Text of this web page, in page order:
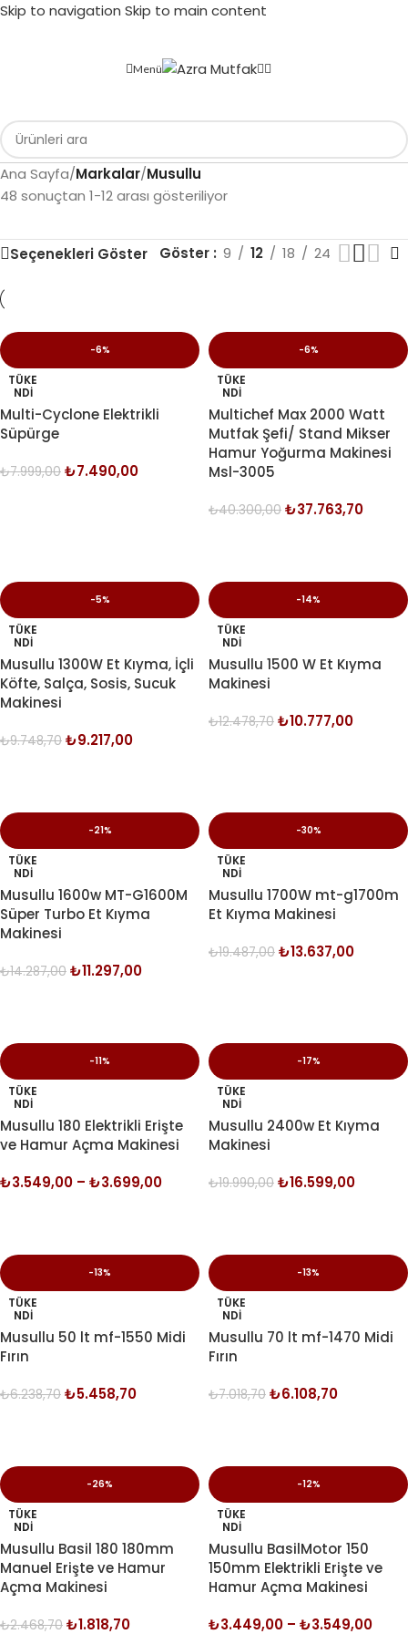
Skip to navigation Skip to main content
Menü
Ana Sayfa/Markalar/Musullu
48 sonuçtan 1-12 arası gösteriliyor
Seçenekleri Göster Göster 9 12 18 24
-6%
TÜKE
NDI
Multi-Cyclone Elektrikli
Süpürge
₺7.999,00 ₺7.490,00
-6%
TÜKE
NDI
Multichef Max 2000 Watt
Mutfak Şefi/ Stand Mikser
Hamur Yoğurma Makinesi
Msl-3005
₺40.300,00 ₺37.763,70
-5%
TÜKE
NDI
Musullu 1300W Et Kıyma, İçli
Köfte, Salça, Sosis, Sucuk
Makinesi
₺9.748,70 ₺9.217,00
-14%
TÜKE
NDI
Musullu 1500 W Et Kıyma
Makinesi
₺12.478,70 ₺10.777,00
-21%
TÜKE
NDI
Musullu 1600w MT-G1600M
Süper Turbo Et Kıyma
Makinesi
₺14.287,00 ₺11.297,00
-30%
TÜKE
NDI
Musullu 1700W mt-g1700m
Et Kıyma Makinesi
₺19.487,00 ₺13.637,00
-11%
TÜKE
NDI
Musullu 180 Elektrikli Erişte
ve Hamur Açma Makinesi
₺3.549,00 – ₺3.699,00
-17%
TÜKE
NDI
Musullu 2400w Et Kıyma
Makinesi
₺19.990,00 ₺16.599,00
-13%
TÜKE
NDI
Musullu 50 lt mf-1550 Midi
Fırın
₺6.238,70 ₺5.458,70
-13%
TÜKE
NDI
Musullu 70 lt mf-1470 Midi
Fırın
₺7.018,70 ₺6.108,70
-26%
TÜKE
NDI
Musullu Basil 180 180mm
Manuel Erişte ve Hamur
Açma Makinesi
₺2.468,70 ₺1.818,70
-12%
TÜKE
NDI
Musullu BasilMotor 150
150mm Elektrikli Erişte ve
Hamur Açma Makinesi
₺3.449,00 – ₺3.549,00